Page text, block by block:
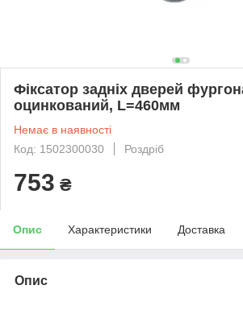
Фіксатор задніх дверей
оцинкований, L=460мм
Немає в наявності
Код: 1502300030
Роздріб
753 ₴
Опис Характеристики Доставка
Опис